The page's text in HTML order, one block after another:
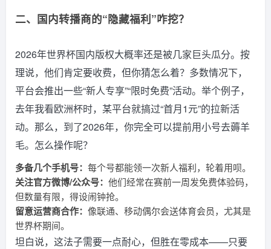
二、国内转播商的“隐藏福利”咋挖？
2026年世界杯国内版权大概率还是被几家巨头瓜分。按
理说，他们肯定要收费，但你猜怎么着？多数情况下，
平台会推出一些“新人专享”“限时免费”活动。举个例子，
去年我看欧洲杯时，某平台就搞过“首月1元”的拉新活
动。那么，到了2026年，你完全可以提前用小号去薅羊
毛。怎么操作呢？
多备几个手机号： 每个号都能领一次新人福利，轮着用呗。
关注官方微博/公众号： 他们经常在赛前一周发免费体验码，
但数量有限，得设闹钟抢。
留意运营商合作： 像联通、移动偶尔会送体育会员，尤其是
世界杯期间。
坦白说，这法子需要一点耐心，但胜在零成本——只要